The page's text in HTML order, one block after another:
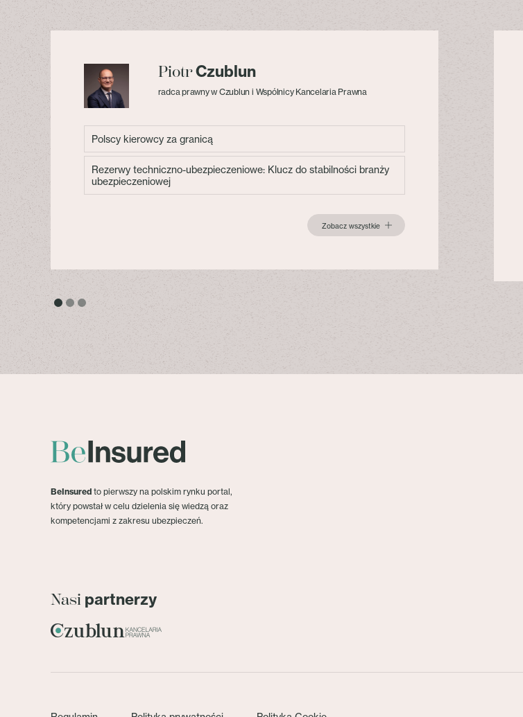
PiotrCzublun
radca prawny w Czublun i Wspólnicy Kancelaria Prawna
Polscy kierowcy za granicą
Rezerwy techniczno-ubezpieczeniowe: Klucz do stabilności branży
ubezpieczeniowej
Zobacz wszystkie
BeInsured to pierwszy na polskim rynku portal,
który powstał w celu dzielenia się wiedzą oraz
kompetencjami z zakresu ubezpieczeń.
Nasi partnerzy